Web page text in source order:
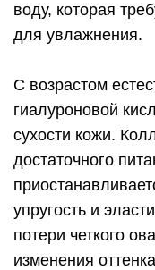
воду, которая
для увлажнения.
С возрастом
гиалуроновой
сухости кожи.
достаточного
упругость и
потери четкого
изменения